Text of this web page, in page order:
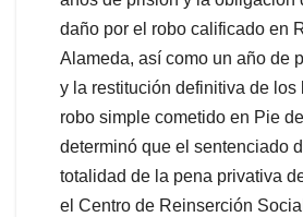
daño por el robo calificado en
Alameda, así como un año de
y la restitución definitiva de los
robo simple cometido en Pie
determinó que el sentenciado
totalidad de la pena privativa
el Centro de Reinserción